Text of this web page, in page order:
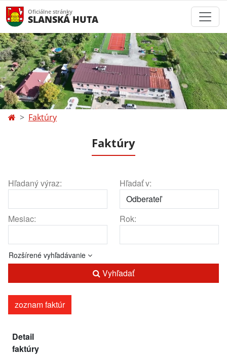
Oficiálne stránky
SLANSKÁ HUTA
Faktúry
Faktúry
Hľadaný výraz: Hľadať v:
Mesiac: Rok:
Rozšírené vyhľadávanie
Vyhľadať
zoznam faktúr
Detail
faktúry